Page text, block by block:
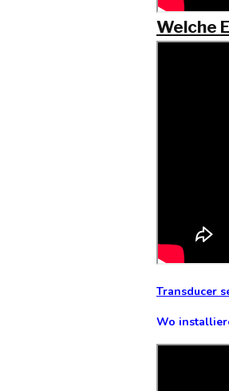
Welche
Transducer
Wo